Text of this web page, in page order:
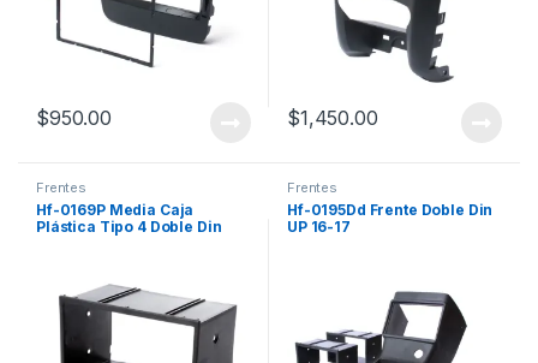
$950.00 $1,450.00
Frentes
Hf-0169P Media Caja
Plástica Tipo 4 Doble Din
Frentes
Hf-0195Dd Frente Doble Din
UP 16-17